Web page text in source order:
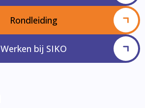
Rondleiding
Werken bij SIKO